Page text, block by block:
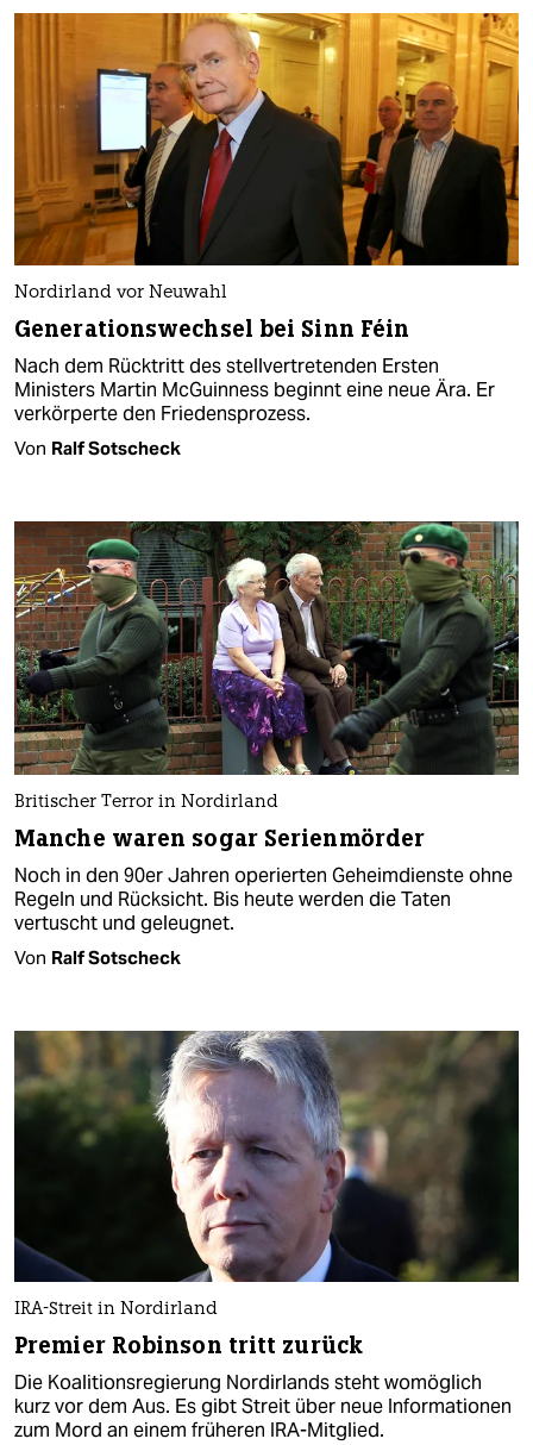
Nordirland vor Neuwahl
Generationswechsel bei Sinn Féin
Nach dem Rücktritt des stellvertretenden Ersten
Ministers Martin McGuinness beginnt eine neue Ära. Er
verkörperte den Friedensprozess.
Von Ralf Sotscheck
Britischer Terror in Nordirland
Manche waren sogar Serienmörder
Noch in den 90er Jahren operierten Geheimdienste ohne
Regeln und Rücksicht. Bis heute werden die Taten
vertuscht und geleugnet.
Von Ralf Sotscheck
IRA-Streit in Nordirland
Premier Robinson tritt zurück
Die Koalitionsregierung Nordirlands steht womöglich
kurz vor dem Aus. Es gibt Streit über neue Informationen
zum Mord an einem früheren IRA-Mitglied.